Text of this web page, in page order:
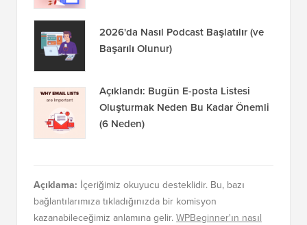
2026'da Nasıl Podcast Başlatılır (ve
Başarılı Olunur)
Açıklandı: Bugün E-posta Listesi
Oluşturmak Neden Bu Kadar Önemli
(6 Neden)
Açıklama: İçeriğimiz okuyucu desteklidir. Bu, bazı
bağlantılarımıza tıkladığınızda bir komisyon
kazanabileceğimiz anlamına gelir. WPBeginner'ın nasıl